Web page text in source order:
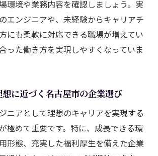
環境や業務内容を確認しましょう。実
エンジニアや、未経験からキャリアチ
にも柔軟に対応できる職場が増えてい
った働き方を実現しやすくなっていま
に近づく名古屋市の企業選び
ニアとして理想のキャリアを実現する
極めて重要です。特に、成長できる環
形態、充実した福利厚生を備えた企業